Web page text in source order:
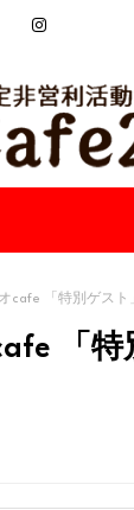
cafe 「特別ゲスト
「特